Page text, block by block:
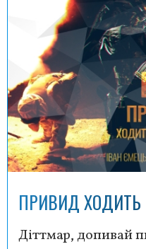
ПРИВИД ХОДИТЬ
Діттмар, допивай